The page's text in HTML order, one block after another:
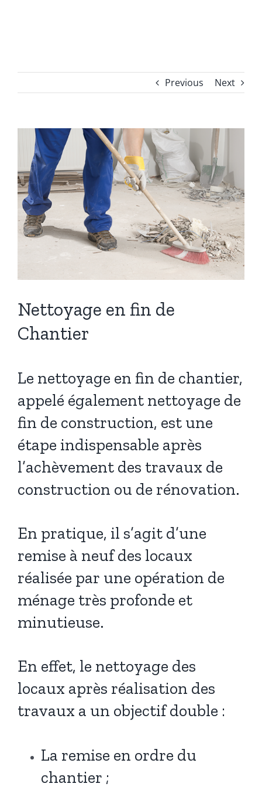
Previous Next
View
Larger
Image
Nettoyage en fin de
Chantier
Le nettoyage en fin de chantier,
appelé également nettoyage de
fin de construction, est une
étape indispensable après
l’achèvement des travaux de
construction ou de rénovation.
En pratique, il s’agit d’une
remise à neuf des locaux
réalisée par une opération de
ménage très profonde et
minutieuse.
En effet, le nettoyage des
locaux après réalisation des
travaux a un objectif double :
La remise en ordre du
chantier ;